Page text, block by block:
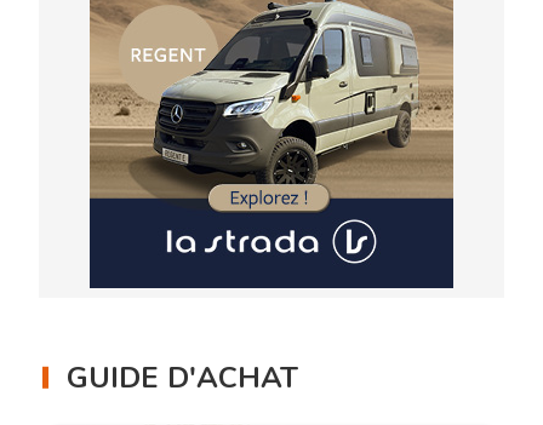
GUIDE D'ACHAT